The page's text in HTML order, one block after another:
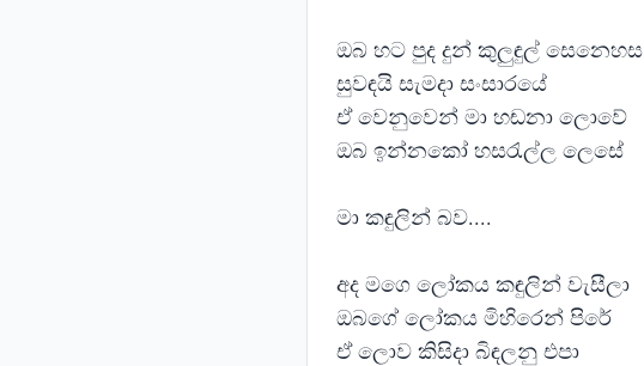
ඔබ හට පුද දුන් කුලුඳුල් සෙනෙහස
සුවඳයි සැමදා සංසාරයේ
ඒ වෙනුවෙන් මා හඬනා ලොවේ
ඔබ ඉන්නකෝ හසරැල්ල ලෙසේ
මා කඳුලින් බව....
අද මගෙ ලෝකය කඳුලින් වැසීලා
ඔබගේ ලෝකය මිහිරෙන් පිරේ
ඒ ලොව කිසිදා බිඳලනු එපා